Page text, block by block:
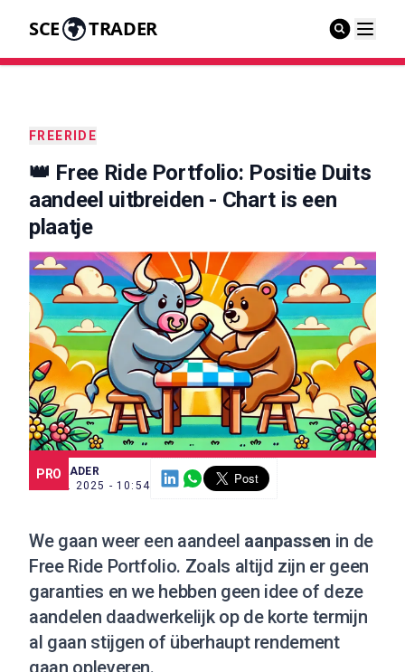
SCE TRADER
FREERIDE
👑 Free Ride Portfolio: Positie Duits
aandeel uitbreiden - Chart is een
plaatje
PRO
SCE TRADER
18 SEP. 2025 - 10:54
We gaan weer een aandeel aanpassen in de
Free Ride Portfolio. Zoals altijd zijn er geen
garanties en we hebben geen idee of deze
aandelen daadwerkelijk op de korte termijn
al gaan stijgen of überhaupt rendement
gaan opleveren.